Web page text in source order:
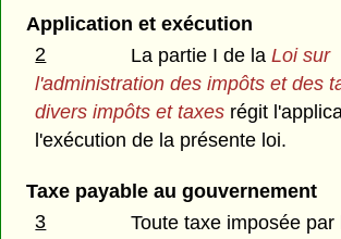
Application et exécution
2
La partie I de laLoi sur
l'administration des impôts et des
divers impôts et taxes régit
l'exécution de la présente loi.
Taxe payable au gouvernement
3
Toute taxe imposée